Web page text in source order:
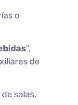
o
”,
de
salas,